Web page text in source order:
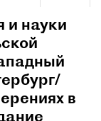
и науки
в